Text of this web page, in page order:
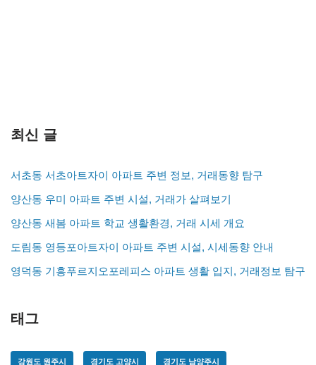
최신 글
서초동 서초아트자이 아파트 주변 정보, 거래동향 탐구
양산동 우미 아파트 주변 시설, 거래가 살펴보기
양산동 새봄 아파트 학교 생활환경, 거래 시세 개요
도림동 영등포아트자이 아파트 주변 시설, 시세동향 안내
영덕동 기흥푸르지오포레피스 아파트 생활 입지, 거래정보 탐구
태그
강원도 원주시 경기도 고양시 경기도 남양주시